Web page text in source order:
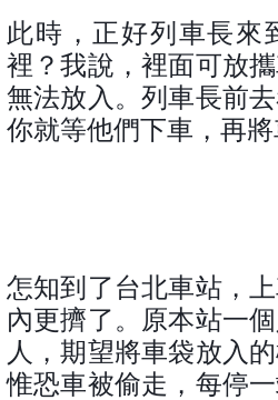
此時，正好列車長來
裡？我說，裡面可放
無法放入。列車長前
你就等他們下車，再將
怎知到了台北車站，
內更擠了。原本站一
人，期望將車袋放入
惟恐車被偷走，每停一